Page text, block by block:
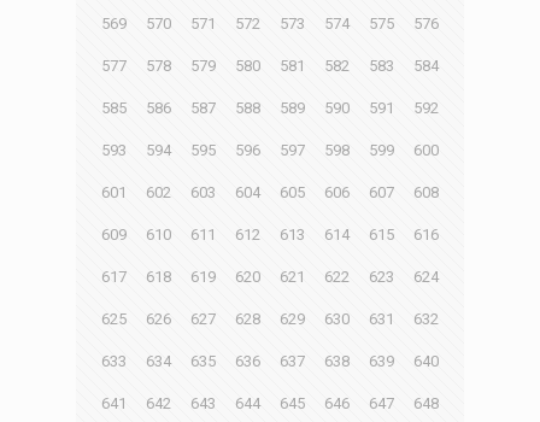
569 570 571 572 573 574 575 576
577 578 579 580 581 582 583 584
585 586 587 588 589 590 591 592
593 594 595 596 597 598 599 600
601 602 603 604 605 606 607 608
609 610 611 612 613 614 615 616
617 618 619 620 621 622 623 624
625 626 627 628 629 630 631 632
633 634 635 636 637 638 639 640
641 642 643 644 645 646 647 648